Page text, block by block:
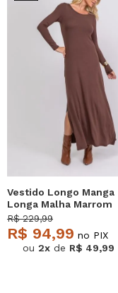
Vestido Longo Manga
Longa Malha Marrom
Salvatore
R$ 229,99
R$ 94,99 no PIX
ou 2x de R$ 49,99